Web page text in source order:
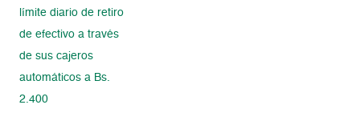
límite diario de retiro
de efectivo a través
de sus cajeros
automáticos a Bs.
2.400